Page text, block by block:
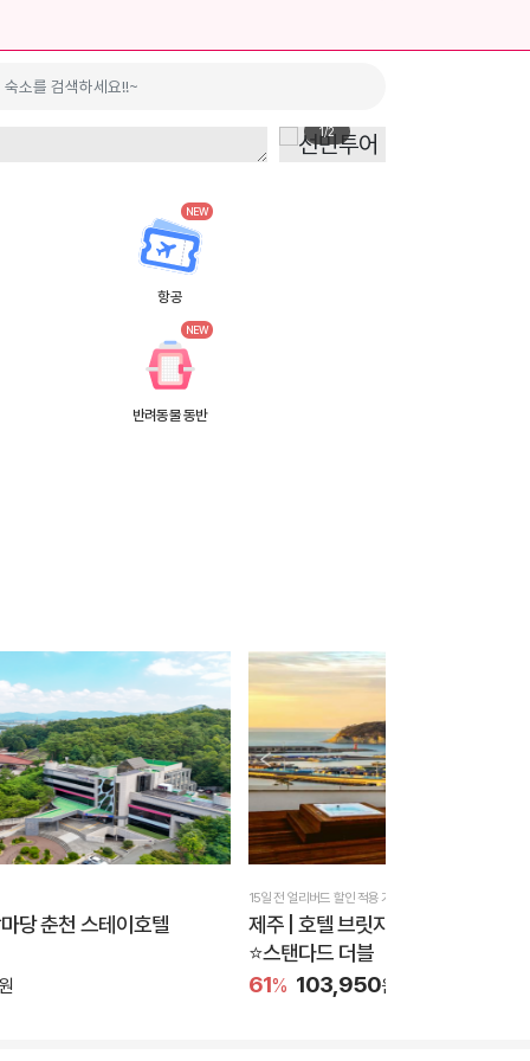
1/2
항공
NEW
반려동물 동반
NEW
당 춘천 스테이호텔
15일 전 얼리버드 할인 적용 가능
제주 | 호텔 브릿지 서귀포
⭐스탠다드 더블
61% 103,950원